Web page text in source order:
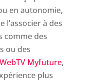
en autonomie,
l’associer à des
comme des
ou des
WebTV Myfuture,
plus